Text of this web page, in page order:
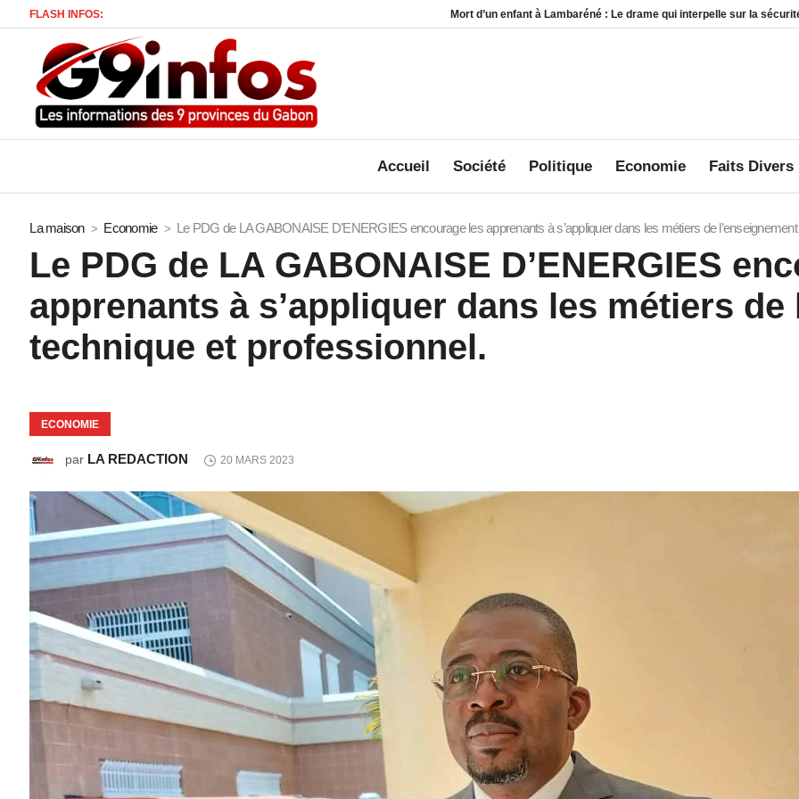
FLASH INFOS: Mort d’un enfant à Lambaréné : Le drame qui interpelle sur la sécurité au sein des
Accueil Société Politique Economie Faits Divers
La maison Economie Le PDG de LA GABONAISE D’ENERGIES encourage les apprenants à s’appliquer dans les métiers de
Le PDG de LA GABONAISE D’ENERGIES
apprenants à s’appliquer dans les métiers de
technique et professionnel.
ECONOMIE
par LA REDACTION 20 MARS 2023